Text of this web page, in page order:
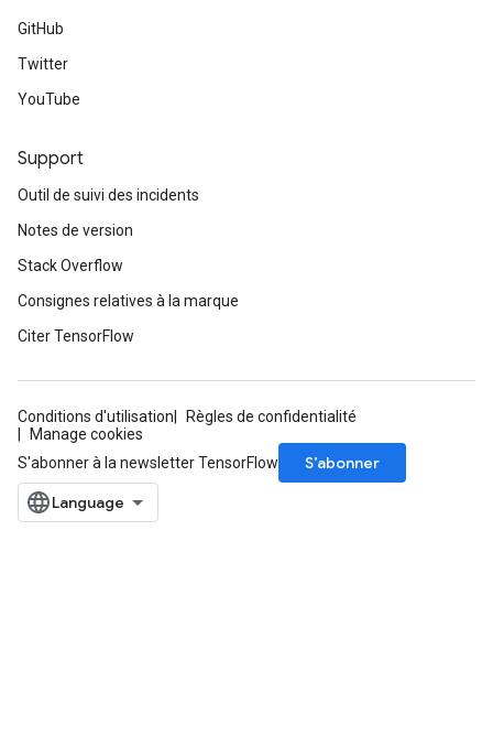
GitHub
Twitter
YouTube
Support
Outil de suivi des incidents
Notes de version
Stack Overflow
Consignes relatives à la marque
Citer TensorFlow
Conditions d'utilisation
Règles de confidentialité
Manage cookies
S'abonner à la newsletter TensorFlow
S’abonner